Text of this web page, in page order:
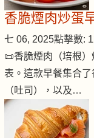
香脆煙肉炒蛋
七 06, 2025點擊數:
📜香脆煙肉（培根
表。這款早餐集合
（吐司），以及…